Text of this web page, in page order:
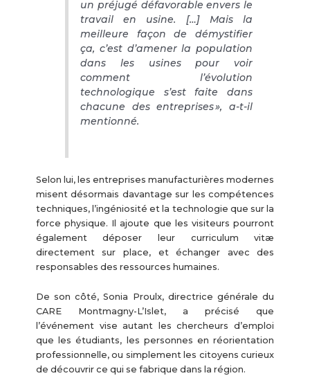
un préjugé défavorable envers le
travail en usine. […] Mais la
meilleure façon de démystifier
ça, c’est d’amener la population
dans les usines pour voir
comment l’évolution
technologique s’est faite dans
chacune des entreprises », a-t-il
mentionné.
Selon lui, les entreprises manufacturières modernes
misent désormais davantage sur les compétences
techniques, l’ingéniosité et la technologie que sur la
force physique. Il ajoute que les visiteurs pourront
également déposer leur curriculum vitæ
directement sur place, et échanger avec des
responsables des ressources humaines.
De son côté, Sonia Proulx, directrice générale du
CARE Montmagny-L’Islet, a précisé que
l’événement vise autant les chercheurs d’emploi
que les étudiants, les personnes en réorientation
professionnelle, ou simplement les citoyens curieux
de découvrir ce qui se fabrique dans la région.